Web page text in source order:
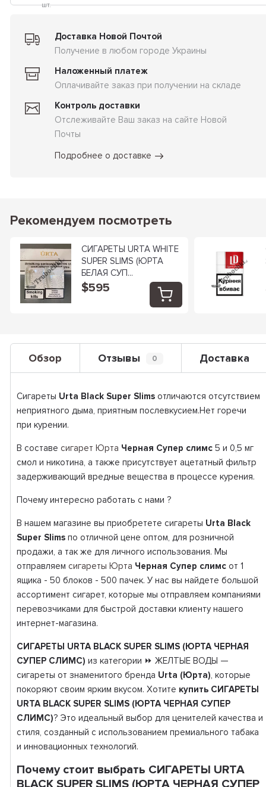
шт.
Доставка Новой Почтой
Получение в любом городе Украины
Наложенный платеж
Оплачивайте заказ при получении на складе
Контроль доставки
Отслеживайте Ваш заказ на сайте Новой
Почты
Подробнее о доставке
Рекомендуем посмотреть
СИГАРЕТЫ URTA WHITE
SUPER SLIMS (ЮРТА
БЕЛАЯ СУП...
$595
Обзор Отзывы 0 Доставка
Сигареты Urta Black Super Slims отличаются отсутствием
неприятного дыма, приятным послевкусием.Нет горечи
при курении.
В составе сигарет Юрта Черная Супер слимс5 и 0,5 мг
смол и никотина, а также присутствует ацетатный фильтр
задерживающий вредные вещества в процессе курения.
Почему интересно работать с нами ?
В нашем магазине вы приобретете сигареты Urta Black
Super Slimsпо отличной цене оптом, для розничной
продажи, а так же для личного использования. Мы
отправляем сигареты Юрта Черная Супер слимс от 1
ящика - 50 блоков - 500 пачек. У нас вы найдете большой
ассортимент сигарет, которые мы отправляем компаниями
перевозчиками для быстрой доставки клиенту нашего
интернет-магазина.
СИГАРЕТЫ URTA BLACK SUPER SLIMS (ЮРТА ЧЕРНАЯ
СУПЕР СЛИМС) из категории ⏩ ЖЕЛТЫЕ ВОДЫ —
сигареты от знаменитого бренда Urta (Юрта), которые
покоряют своим ярким вкусом. Хотите купить СИГАРЕТЫ
URTA BLACK SUPER SLIMS (ЮРТА ЧЕРНАЯ СУПЕР
СЛИМС)? Это идеальный выбор для ценителей качества и
стиля, созданный с использованием премиального табака
и инновационных технологий.
Почему стоит выбрать СИГАРЕТЫ URTA
BLACK SUPER SLIMS (ЮРТА ЧЕРНАЯ СУПЕР